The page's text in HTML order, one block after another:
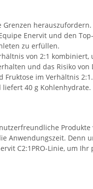
herauszufordern.
Enervit und den
zu erfüllen.
von 2:1
und das Risiko
im Verhältnis
40 g Kohlenhydrate.
Produkte
Anwendungszeit.
C2:1PRO-Linie, um